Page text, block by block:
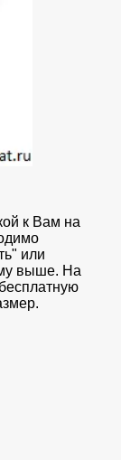
к Вам на
или
выше. На